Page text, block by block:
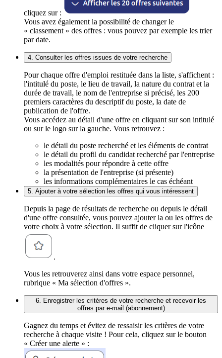
cliquez sur :
Vous avez également la possibilité de changer le
« classement » des offres : vous pouvez par exemple les trier
par date.
4. Consulter les offres issues de votre recherche
Pour chaque offre d'emploi restituée dans la liste, s'affichent :
l'intitulé du poste, le lieu de travail, la nature du contrat et la
durée de travail, le nom de l'entreprise si précisé, les 200
premiers caractères du descriptif du poste, la date de
publication de l'offre.
Vous accédez au détail d'une offre en cliquant sur son intitulé
ou sur le logo sur la gauche. Vous retrouvez :
le détail du poste recherché et les éléments de contrat
le détail du profil du candidat recherché par l'entreprise
les modalités pour répondre à cette offre
la présentation de l'entreprise (si présente)
les informations complémentaires le cas échéant
5. Ajouter à votre sélection les offres qui vous intéressent
Depuis la page de résultats de recherche ou depuis le détail
d'une offre consultée, vous pouvez ajouter la ou les offres de
votre choix à votre sélection. Il suffit de cliquer sur l'icône
.
Vous les retrouverez ainsi dans votre espace personnel,
rubrique « Ma sélection d'offres ».
6. Enregistrer les critères de votre recherche et recevoir les
offres par e-mail (abonnement)
Gagnez du temps et évitez de ressaisir les critères de votre
recherche à chaque visite ! Pour cela, cliquez sur le bouton
« Créer une alerte » :